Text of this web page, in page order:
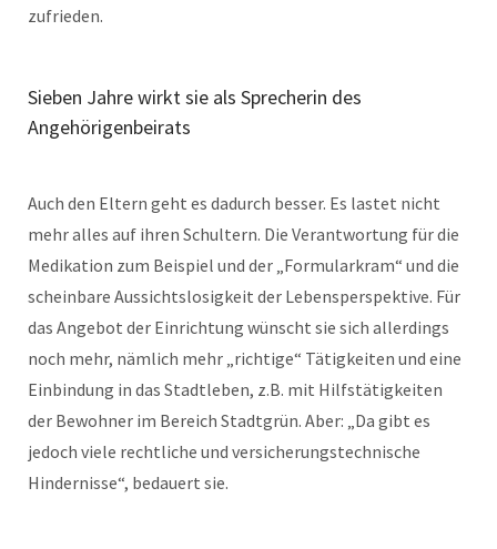
zufrieden.
Sieben Jahre wirkt sie als Sprecherin des
Angehörigenbeirats
Auch den Eltern geht es dadurch besser. Es lastet nicht
mehr alles auf ihren Schultern. Die Verantwortung für die
Medikation zum Beispiel und der „Formularkram“ und die
scheinbare Aussichtslosigkeit der Lebensperspektive. Für
das Angebot der Einrichtung wünscht sie sich allerdings
noch mehr, nämlich mehr „richtige“ Tätigkeiten und eine
Einbindung in das Stadtleben, z.B. mit Hilfstätigkeiten
der Bewohner im Bereich Stadtgrün. Aber: „Da gibt es
jedoch viele rechtliche und versicherungstechnische
Hindernisse“, bedauert sie.